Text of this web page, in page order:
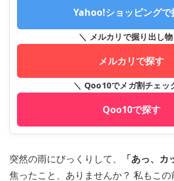
Yahoo!ショッピングで
＼ メルカリで掘り出し
メルカリで探す
＼ Qoo10でメガ割チェッ
Qoo10で探す
突然の雨にびっくりして、 「あっ、カ
焦ったこと、ありませんか？ 私もこの